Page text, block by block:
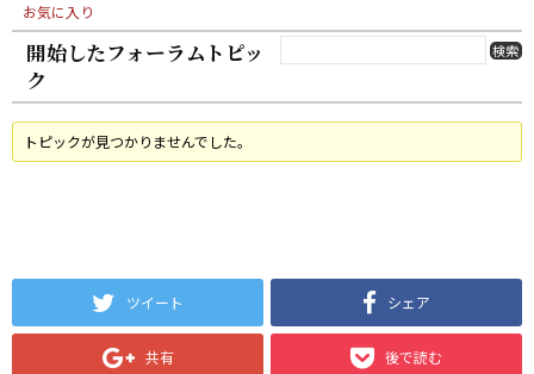
お気に入り
開始したフォーラムトピッ
ク
トピックが見つかりませんでした。
ツイート シェア
共有 後で読む